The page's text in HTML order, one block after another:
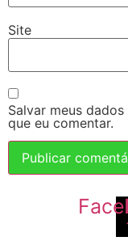
Site
Salvar meus
que eu comentar.